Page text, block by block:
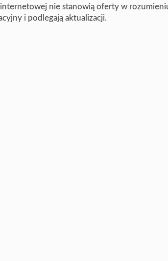
nie stanowią oferty w
i podlegają aktualizacji.